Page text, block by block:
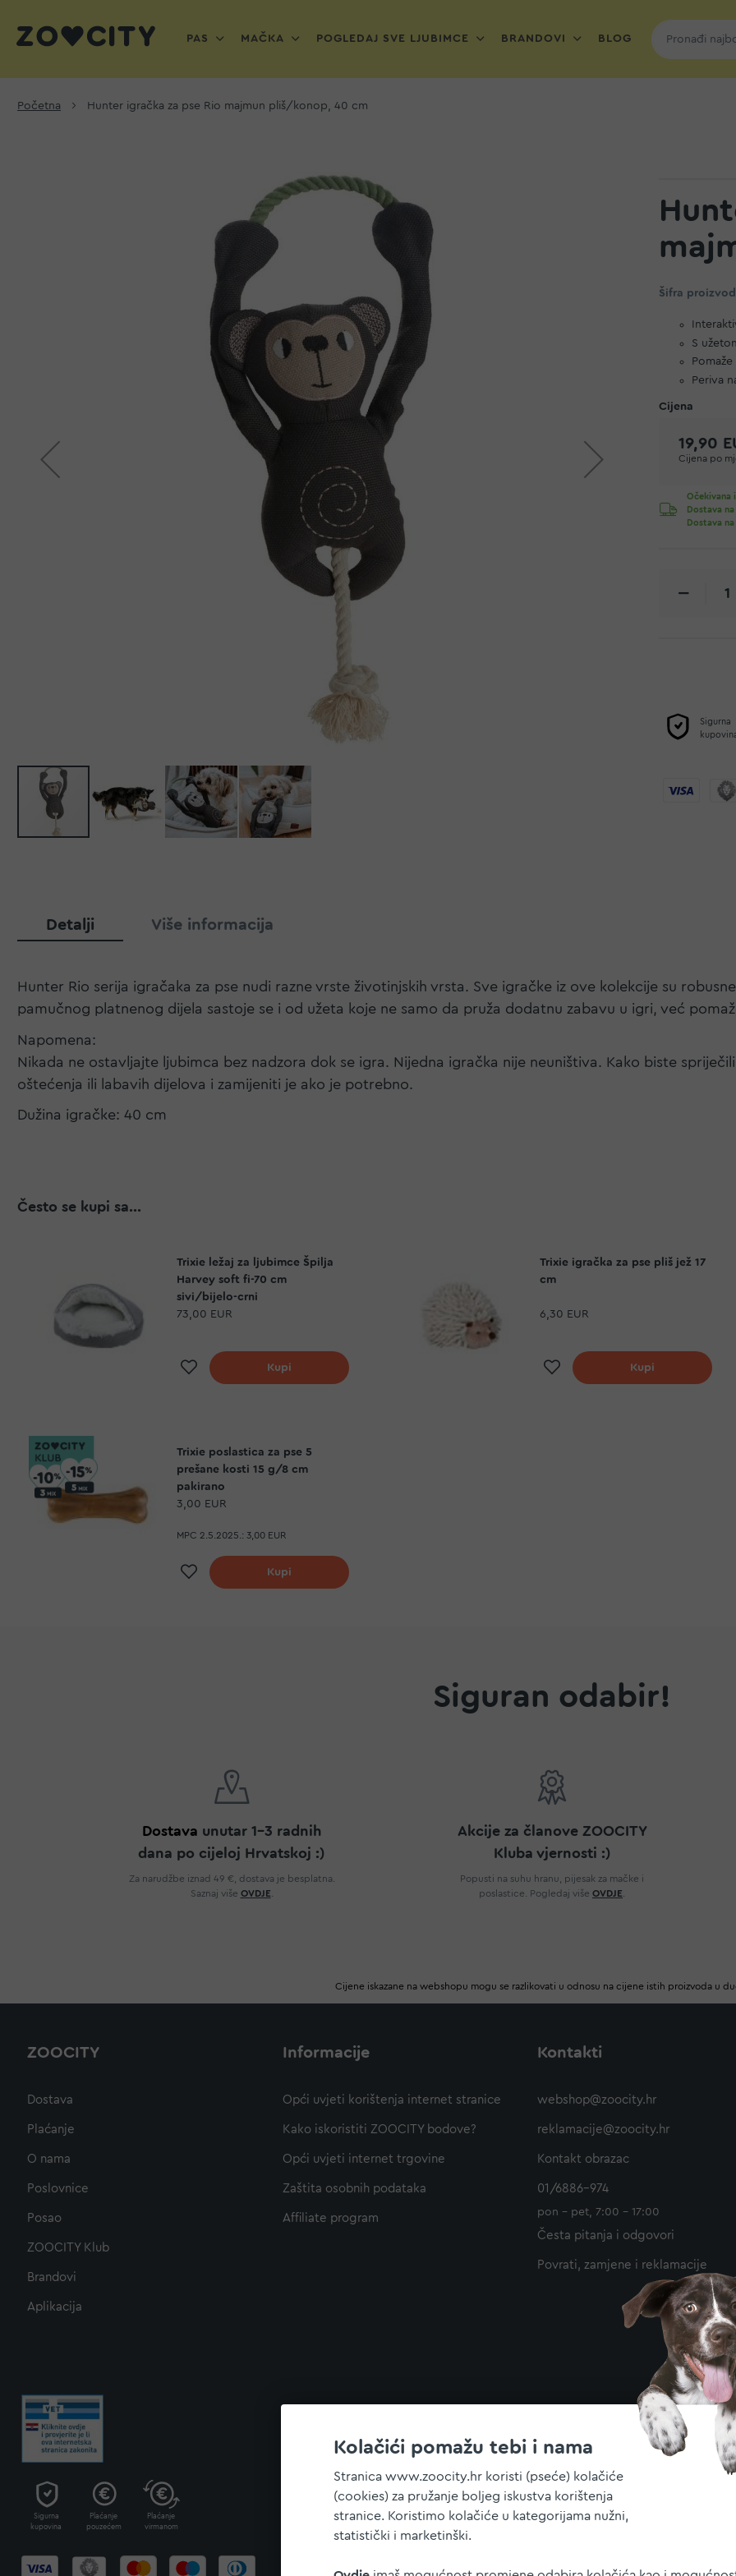
Kolačići pomažu tebi i nama
Stranica www.zoocity.hr koristi (pseće) kolačiće
(cookies) za pružanje boljeg iskustva korištenja
stranice. Koristimo kolačiće u kategorijama nužni,
statistički i marketinški.
PAS MAČKA POGLEDAJ SVE LJUBIMCE BRANDOVI BLOG
Početna Hunter igračka za pse Rio majmun pliš/konop, 40 cm
Šifra
S
Periva
19,90
Cijena po
Očekivana
Dostava
Dostava
Sigurna
Detalji
Hunter Rio serija igračaka za pse nudi razne vrste životinjskih vrsta. Sve igračke iz ove kolekcije su
pamučnog platnenog dijela sastoje se i od užeta koje ne samo da pruža dodatnu zabavu u igri, već
Napomena:
Nikada ne ostavljajte ljubimca bez nadzora dok se igra. Nijedna igračka nije neuništiva. Kako biste
oštećenja ili labavih dijelova i zamijeniti je ako je potrebno.
Dužina igračke: 40 cm
Više informacija
Često se kupi sa...
Trixie ležaj za ljubimce Špilja
Harvey soft fi-70 cm
sivi/bijelo-crni
73,00 EUR
Dodaj na listu želja
Kupi
Trixie igračka za pse pliš jež 17
cm
6,30 EUR
Dodaj na listu želja
Kupi
Trixie poslastica za pse 5
prešane kosti 15 g/8 cm
pakirano
3,00 EUR
MPC 2.5.2025.: 3,00 EUR
Dodaj na listu želja
Kupi
Siguran odabir!
Dostava unutar 1-3 radnih
dana po cijeloj Hrvatskoj :)
Za narudžbe iznad 49 €, dostava je besplatna.
Saznaj više OVDJE
Akcije za članove ZOOCITY
Kluba vjernosti :)
Popusti na suhu hranu, pijesak za mačke i
poslastice. Pogledaj više OVDJE
Cijene iskazane na webshopu mogu se razlikovati u odnosu na cijene istih proizvoda u
ZOOCITY
Dostava
Plaćanje
O nama
Poslovnice
Posao
ZOOCITY Klub
Brandovi
Aplikacija
Informacije
Opći uvjeti korištenja internet stranice
Kako iskoristiti ZOOCITY bodove?
Opći uvjeti internet trgovine
Zaštita osobnih podataka
Affiliate program
Kontakti
webshop@zoocity.hr
reklamacije@zoocity.hr
Kontakt obrazac
01/6886-974
pon - pet, 7:00 - 17:00
Česta pitanja i odgovori
Povrati, zamjene i reklamacije
Sigurna
kupovina
Plaćanje
pouzećem
Plaćanje
virmanom